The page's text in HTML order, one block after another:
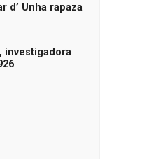
d’ Unha rapaza
investigadora